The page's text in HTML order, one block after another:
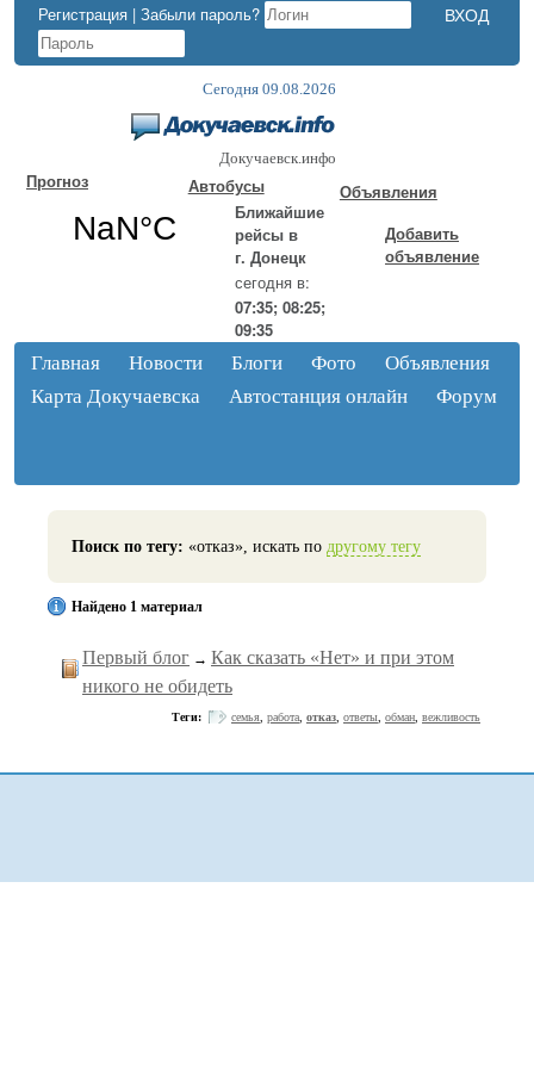
Регистрация | Забыли пароль?
Сегодня 09.08.2026
Докучаевск.инфо
Прогноз
Автобусы
Ближайшие
рейсы в
г. Донецк
сегодня в:
07:35; 08:25;
09:35
Объявления
Добавить
объявление
Главная Новости Блоги Фото
Объявления
Карта Докучаевска
Автостанция онлайн Форум
Поиск по тегу: «отказ», искать по другому тегу
Найдено 1 материал
Первый блог → Как сказать «Нет» и при этом
никого не обидеть
Теги: семья работа отказ ответы обман вежливость